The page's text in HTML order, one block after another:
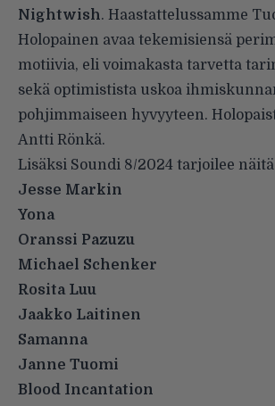
Nightwish. Haastattelussamme
Holopainen avaa tekemisiensä
motiivia, eli voimakasta tarvetta
sekä optimistista uskoa
pohjimmaiseen hyvyyteen.
Antti Rönkä.
Lisäksi Soundi 8/2024 tarjoilee
Jesse Markin
Yona
Oranssi Pazuzu
Michael Schenker
Rosita Luu
Jaakko Laitinen
Samanna
Janne Tuomi
Blood Incantation